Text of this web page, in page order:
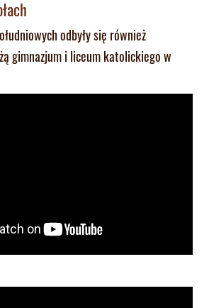
odbyły się również
gimnazjum i liceum katolickiego w